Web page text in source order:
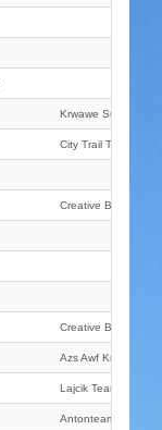
Krwawe Suty
City Trail Team
Creative Bochnia
Creative Bochnia
Azs Awf Kraków
Lajcik Team
Antonteam